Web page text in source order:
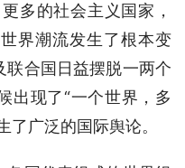
多的社会主义国家，
界潮流发生了根本变
合国日益摆脱一两个
出现了“一个世界，多
了广泛的国际舆论。